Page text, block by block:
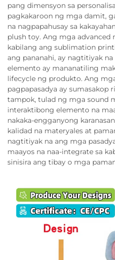
pang dimensyon sa
pagkakaroon ng mga damit,
na nagpapahusay sa
plush toy. Ang mga advanced
kabilang ang sublimation
ang pananahi, ay nagtitiyak
elemento ay mananatiling
lifecycle ng produkto. Ang
pagpapasadya ay sumasakop
tampok, tulad ng mga sound
interaktibong elemento na
nakaka-engganyong
kalidad na materyales at
nagtitiyak na ang mga
maayos na naa-integrate sa
sinisira ang tibay o mga